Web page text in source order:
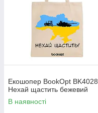
Екошопер BookOpt BK4028
Нехай щастить бежевий
В наявності